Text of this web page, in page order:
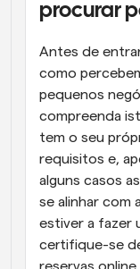
procurar
Antes de
como
pequenos
compreenda
tem o seu
requisitos e,
alguns casos
se alinhar com
estiver a fazer
certifique-se